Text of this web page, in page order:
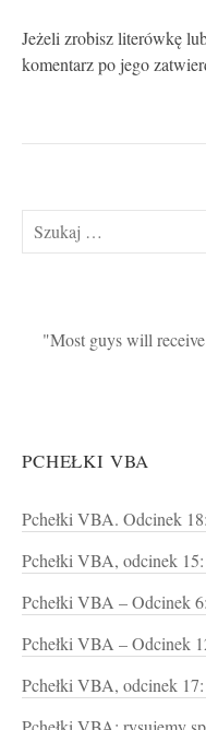
Jeżeli zrobisz literówkę
komentarz po jego
Szukaj:
Most guys will
PCHEŁKI VBA
Pchełki VBA. Odcinek
Pchełki VBA, odcinek
Pchełki VBA – Odcinek
Pchełki VBA – Odcinek
Pchełki VBA, odcinek